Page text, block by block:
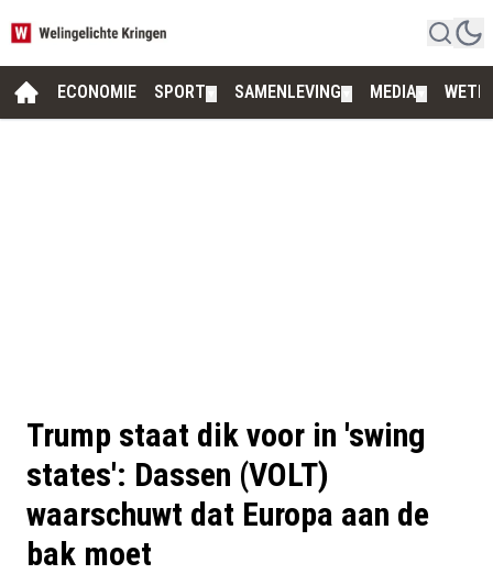
ECONOMIE SPORT SAMENLEVING MEDIA
Trump staat dik voor in 'swing
states': Dassen (VOLT)
waarschuwt dat Europa aan de
bak moet